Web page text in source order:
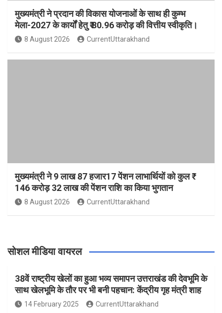
मुख्यमंत्री ने प्रदान की विकास योजनाओं के साथ ही कुम्भ
मेला-2027 के कार्यों हेतु ₹ 80.96 करोड़ की वित्तीय स्वीकृति।
8 August 2026 CurrentUttarakhand
मुख्यमंत्री ने 9 लाख 87 हजार17 पेंशन लाभार्थियों को कुल ₹
146 करोड़ 32 लाख की पेंशन राशि का किया भुगतान
8 August 2026 CurrentUttarakhand
सोशल मीडिया वायरल
38वें राष्ट्रीय खेलों का हुआ भव्य समापन उत्तराखंड की देवभूमि के
साथ खेलभूमि के तौर पर भी बनी पहचान: केंद्रीय गृह मंत्री शाह
14 February 2025 CurrentUttarakhand